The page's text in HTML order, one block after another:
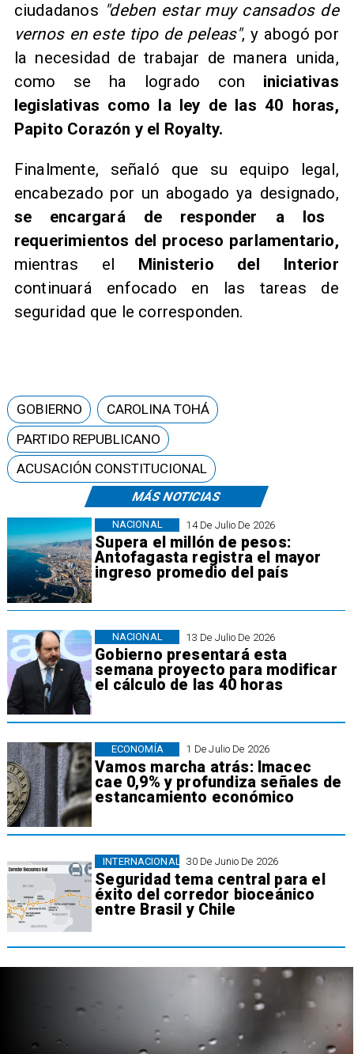
ciudadanos "deben estar muy cansados de
vernos en este tipo de peleas", y abogó por
la necesidad de trabajar de manera unida,
como se ha logrado con iniciativas
legislativas como la ley de las 40 horas,
Papito Corazón y el Royalty.
Finalmente, señaló que su equipo legal,
encabezado por un abogado ya designado,
se encargará de responder a los
requerimientos del proceso parlamentario,
mientras el Ministerio del Interior
continuará enfocado en las tareas de
seguridad que le corresponden.
MÁS NOTICIAS
14 De Julio De 2026
Supera el millón de pesos:
Antofagasta registra el mayor
ingreso promedio del país
NACIONAL
13 De Julio De 2026
Gobierno presentará esta
semana proyecto para modificar
el cálculo de las 40 horas
NACIONAL
1 De Julio De 2026
Vamos marcha atrás: Imacec
cae 0,9% y profundiza señales de
estancamiento económico
ECONOMÍA
30 De Junio De 2026
Seguridad tema central para el
éxito del corredor bioceánico
entre Brasil y Chile
INTERNACIONAL
GOBIERNO
CAROLINA TOHÁ
PARTIDO REPUBLICANO
ACUSACIÓN CONSTITUCIONAL